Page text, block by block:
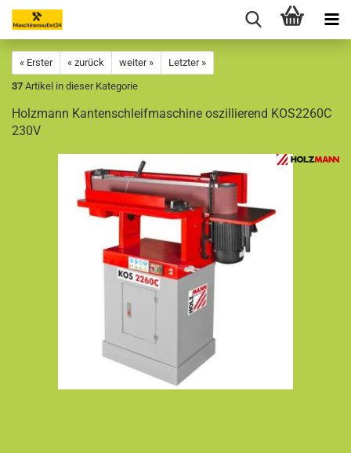
« Erster « zurück weiter »
Letzter »
37 Artikel in dieser Kategorie
Holzmann Kantenschleifmaschine oszillierend KOS2260C
230V